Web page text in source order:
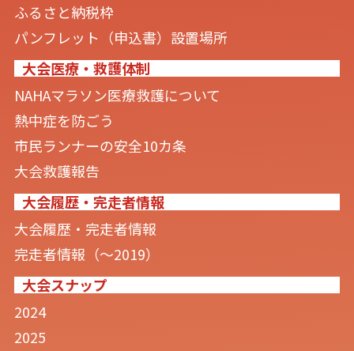
ふるさと納税枠
パンフレット（申込書）設置場所
大会医療・救護体制
NAHAマラソン医療救護について
熱中症を防ごう
市民ランナーの安全10カ条
大会救護報告
大会履歴・完走者情報
大会履歴・完走者情報
完走者情報（〜2019）
大会スナップ
2024
2025